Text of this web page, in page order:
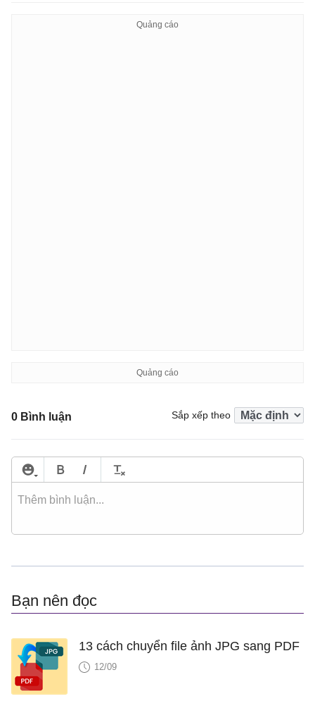
0 Bình luận Sắp xếp theo
Bạn nên đọc
13 cách chuyển file ảnh JPG sang PDF
12/09